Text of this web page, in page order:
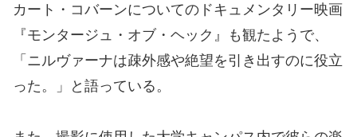
カート・コバーンについてのドキュメンタリー映画
『モンタージュ・オブ・ヘック』も観たようで、
「ニルヴァーナは疎外感や絶望を引き出すのに役立
った。」と語っている。